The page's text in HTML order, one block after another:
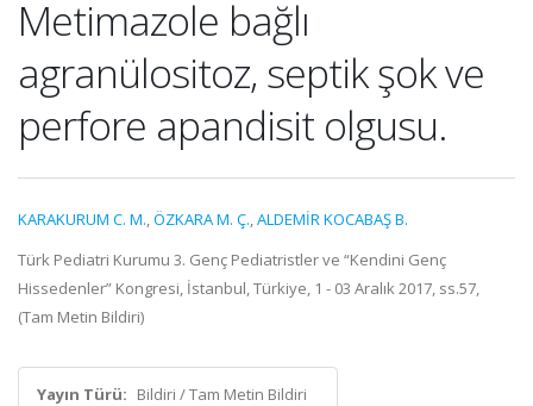
Metimazole bağlı
agranülositoz, septik şok ve
perfore apandisit olgusu.
KARAKURUM C. M.,ÖZKARA M. Ç.,ALDEMİR KOCABAŞ B.
Türk Pediatri Kurumu 3. Genç Pediatristler ve “Kendini Genç
Hissedenler” Kongresi, İstanbul, Türkiye, 1 - 03 Aralık 2017, ss.57,
(Tam Metin Bildiri)
Yayın Türü: Bildiri / Tam Metin Bildiri